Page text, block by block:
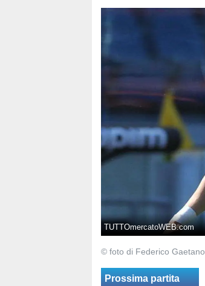
TUTTOmercatoWEB.com
© foto di Federico Gaetano
Prossima partita